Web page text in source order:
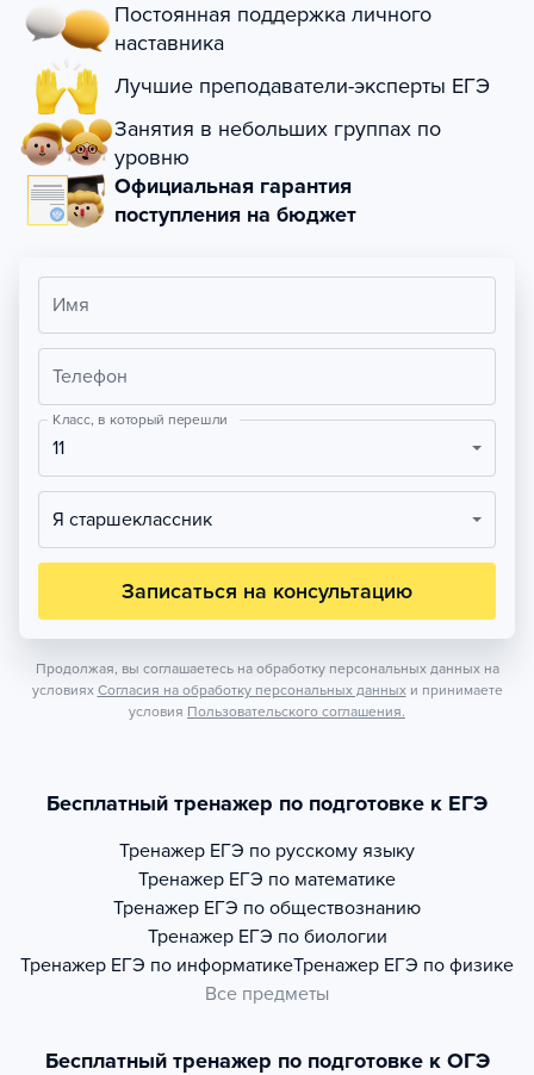
Постоянная поддержка личного
наставника
Лучшие преподаватели-эксперты ЕГЭ
Занятия в небольших группах по
уровню
Официальная гарантия
поступления на бюджет
Имя
Телефон
Класс, в который перешли
11
Я старшеклассник
Записаться на консультацию
Продолжая, вы соглашаетесь на обработку персональных данных на
условиях Согласия на обработку персональных данных и принимаете
условия Пользовательского соглашения.
Бесплатный тренажер по подготовке к ЕГЭ
Тренажер ЕГЭ по русскому языку
Тренажер ЕГЭ по математике
Тренажер ЕГЭ по обществознанию
Тренажер ЕГЭ по биологии
Тренажер ЕГЭ по информатикеТренажер ЕГЭ по физике
Все предметы
Бесплатный тренажер по подготовке к ОГЭ